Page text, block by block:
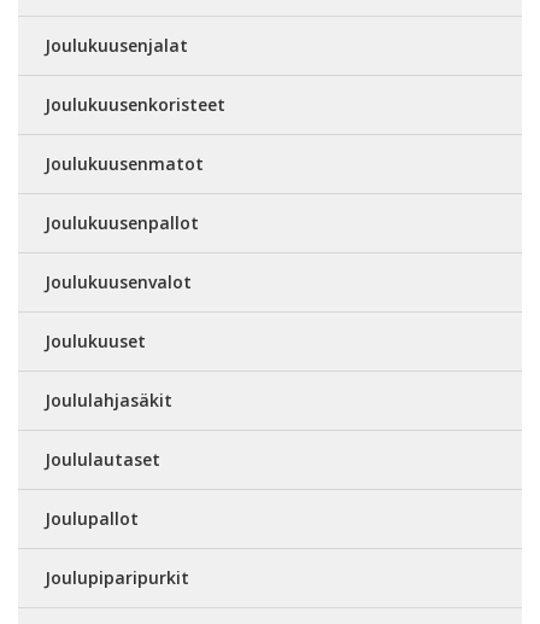
Joulukuusenjalat
Joulukuusenkoristeet
Joulukuusenmatot
Joulukuusenpallot
Joulukuusenvalot
Joulukuuset
Joululahjasäkit
Joululautaset
Joulupallot
Joulupiparipurkit